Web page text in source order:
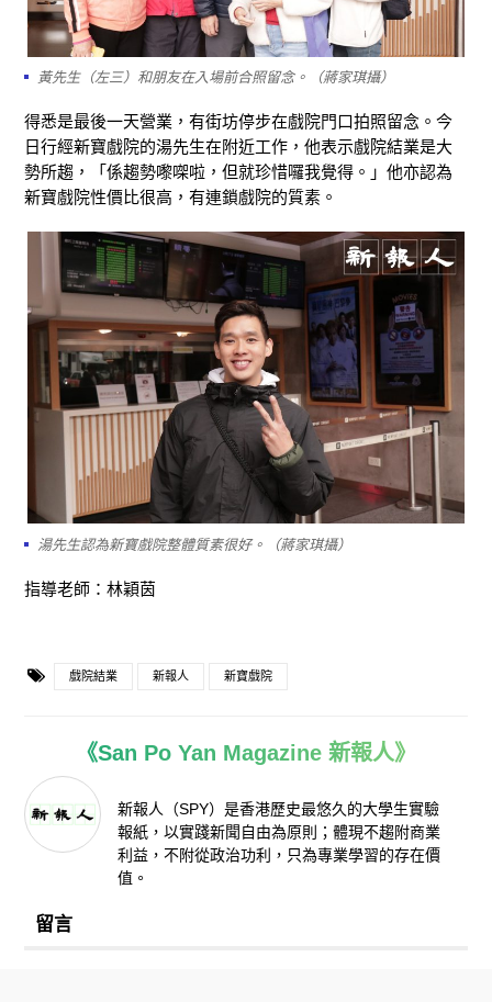
黃先生（左三）和朋友在入場前合照留念。（蔣家琪攝）
得悉是最後一天營業，有街坊停步在戲院門口拍照留念。今
日行經新寶戲院的湯先生在附近工作，他表示戲院結業是大
勢所趨，「係趨勢嚟㗎啦，但就珍惜囉我覺得。」他亦認為
新寶戲院性價比很高，有連鎖戲院的質素。
湯先生認為新寶戲院整體質素很好。（蔣家琪攝）
指導老師：林穎茵
戲院結業 新報人 新寶戲院
《San Po Yan Magazine 新報人》
新報人（SPY）是香港歷史最悠久的大學生實驗
報紙，以實踐新聞自由為原則；體現不趨附商業
利益，不附從政治功利，只為專業學習的存在價
值。
留言